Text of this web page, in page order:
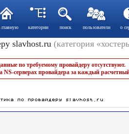
главную категории поиск пользователи о
slavhost.ru (категория
по требуемому провайдеру отсутствуют.
NS-серверах провайдера за каждый